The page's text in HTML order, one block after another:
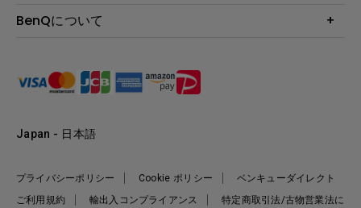
Webカメラ
知識ページ
AQCOLOR
e-Sports
サポート
製品保守サービス終了のご案内
BenQについて
リーダーシップ
ニュース
プライバシーポリシー Cookie ポリシー
ベンキューダイレクト
ご利用規約
輸出入コンプライアンス
特定商取引法/古物営業法に
Japan - 日本語